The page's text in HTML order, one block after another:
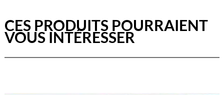
CES PRODUITS POURRAIENT
VOUS INTÉRESSER